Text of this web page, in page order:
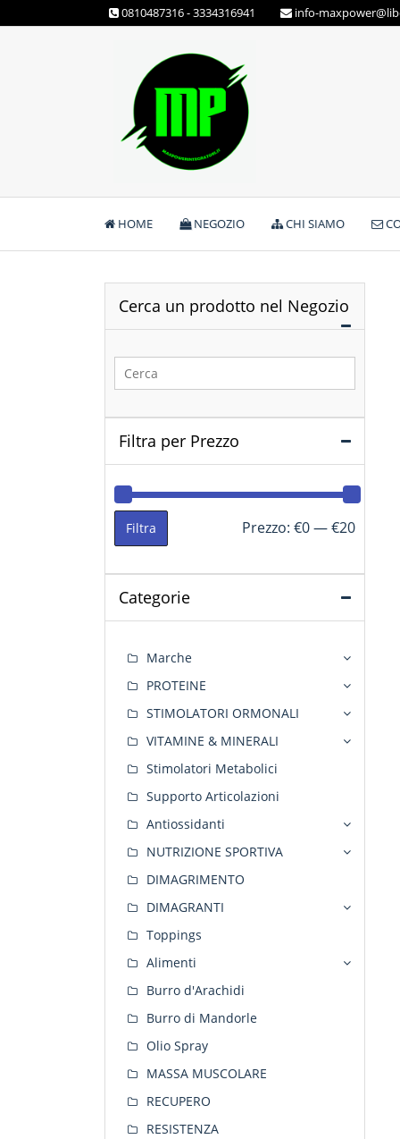
to
0810487316 - 3334316941 info-
Max Power Integratori
HOME NEGOZIO CHI SIAMO
Cerca un prodotto nel Negozio
Filtra per Prezzo
Prezzo
Prezzo
Filtra Prezzo: €0—€20
Categorie
Marche
PROTEINE
STIMOLATORI ORMONALI
VITAMINE & MINERALI
Stimolatori Metabolici
Supporto Articolazioni
Antiossidanti
NUTRIZIONE SPORTIVA
DIMAGRIMENTO
DIMAGRANTI
Toppings
Alimenti
Burro d'Arachidi
Burro di Mandorle
Olio Spray
MASSA MUSCOLARE
RECUPERO
RESISTENZA